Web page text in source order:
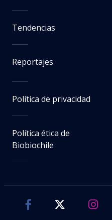
Tendencias
Reportajes
Política de privacidad
Política ética de
Biobiochile